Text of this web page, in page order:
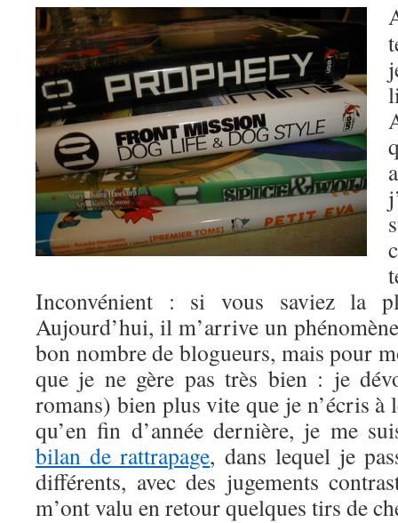
Inconvénient : si vous saviez la
Aujourd’hui, il m’arrive un
bon nombre de blogueurs, mais pour
que je ne gère pas très bien : je
romans) bien plus vite que je n’écris à
qu’en fin d’année dernière, je me
bilan de rattrapage, dans lequel je
différents, avec des jugements
m’ont valu en retour quelques tirs de